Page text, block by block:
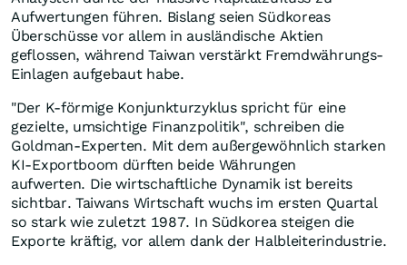
Aufwertungen führen. Bislang seien Südkoreas
Überschüsse vor allem in ausländische Aktien
geflossen, während Taiwan verstärkt Fremdwährungs-
Einlagen aufgebaut habe.
"Der K-förmige Konjunkturzyklus spricht für eine
gezielte, umsichtige Finanzpolitik", schreiben die
Goldman-Experten. Mit dem außergewöhnlich starken
KI-Exportboom dürften beide Währungen
aufwerten. Die wirtschaftliche Dynamik ist bereits
sichtbar. Taiwans Wirtschaft wuchs im ersten Quartal
so stark wie zuletzt 1987. In Südkorea steigen die
Exporte kräftig, vor allem dank der Halbleiterindustrie.